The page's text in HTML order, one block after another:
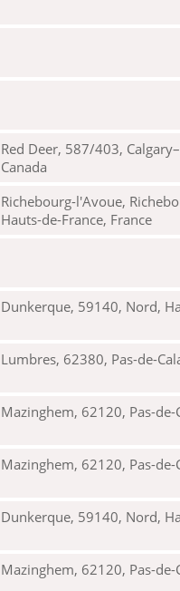
Red Deer, 587/403,
Canada
Richebourg-l'Avoue,
Hauts-de-France, France
Dunkerque, 59140, Nord,
Lumbres, 62380, Pas-de-
Mazinghem, 62120, Pas-de-
Mazinghem, 62120, Pas-de-
Dunkerque, 59140, Nord,
Mazinghem, 62120, Pas-de-